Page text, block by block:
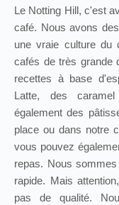
Le Notting Hill, c'est
café. Nous avons
une vraie culture du
cafés de très grande
recettes à base
Latte, des
également des
place ou dans notre
vous pouvez
repas. Nous
rapide. Mais
pas de qualité.